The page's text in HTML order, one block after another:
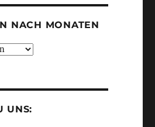
NACH MONATEN
UNS: